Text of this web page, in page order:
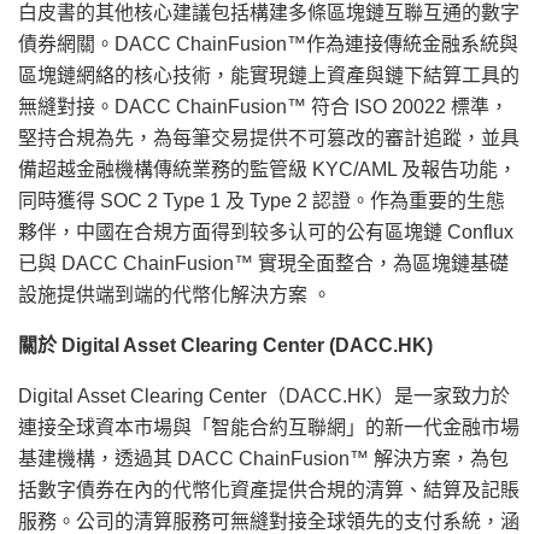
白皮書的其他核心建議包括構建多條區塊鏈互聯互通的數字
債券網關。DACC ChainFusion™作為連接傳統金融系統與
區塊鏈網絡的核心技術，能實現鏈上資產與鏈下結算工具的
無縫對接。DACC ChainFusion™ 符合 ISO 20022 標準，
堅持合規為先，為每筆交易提供不可篡改的審計追蹤，並具
備超越金融機構傳統業務的監管級 KYC/AML 及報告功能，
同時獲得 SOC 2 Type 1 及 Type 2 認證。作為重要的生態
夥伴，中國在合規方面得到较多认可的公有區塊鏈 Conflux
已與 DACC ChainFusion™ 實現全面整合，為區塊鏈基礎
設施提供端到端的代幣化解決方案 。
關於 Digital Asset Clearing Center (DACC.HK)
Digital Asset Clearing Center（DACC.HK）是一家致力於
連接全球資本市場與「智能合約互聯網」的新一代金融市場
基建機構，透過其 DACC ChainFusion™ 解決方案，為包
括數字債券在內的代幣化資產提供合規的清算、結算及記賬
服務。公司的清算服務可無縫對接全球領先的支付系統，涵